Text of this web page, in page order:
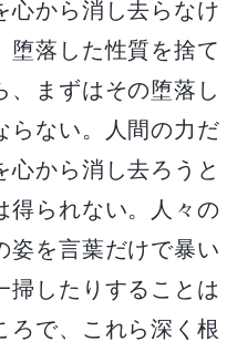
心から消し去らなけ
堕落した性質を捨て
、まずはその堕落し
らない。人間の力だ
心から消し去ろうと
得られない。人々の
姿を言葉だけで暴い
掃したりすることは
ろで、これら深く根